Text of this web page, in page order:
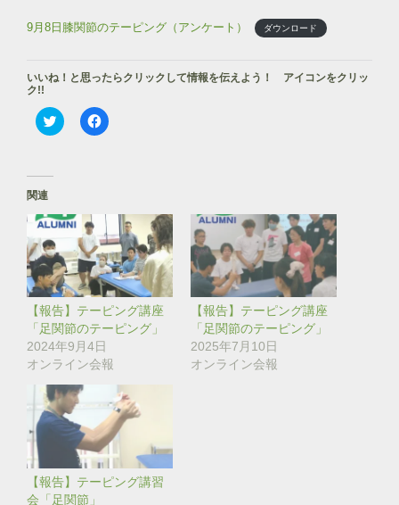
9月8日膝関節のテーピング（アンケート） ダウンロード
いいね！と思ったらクリックして情報を伝えよう！ アイコンをクリッ
ク!!
ク
リ
i
t
r
で
共
有
(
新
し
い
ウ
ィ
ン
ド
ウ
で
開
き
)
F
a
で
共
有
す
る
に
は
ク
リ
ッ
ク
し
て
く
だ
(
新
し
い
ウ
ィ
ン
ド
関連
【報告】テーピング講座
「足関節のテーピング」
2024年9月4日
オンライン会報
【報告】テーピング講座
「足関節のテーピング」
2025年7月10日
オンライン会報
【報告】テーピング講習
会「足関節」